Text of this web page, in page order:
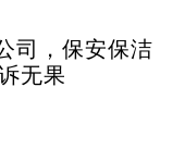
司，保安保洁
无果